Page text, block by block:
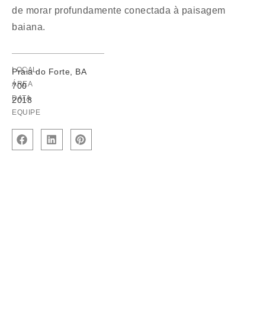
de morar profundamente conectada à paisagem
baiana.
LOCAL
Praia do Forte, BA
ÁREA
700
DATA
2018
EQUIPE